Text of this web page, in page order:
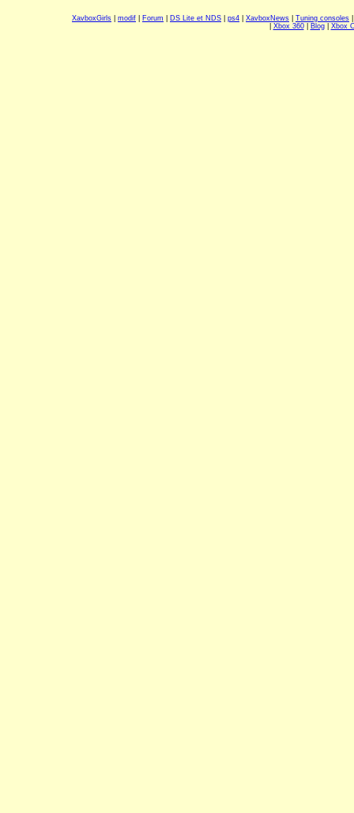
XavboxGirls modif Forum DS Lite et NDS ps4 XavboxNews Tuning consoles
Xbox 360| Blog| Xbox